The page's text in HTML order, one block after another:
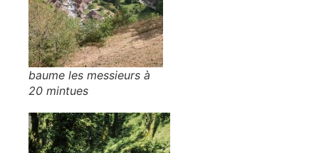
baume les messieurs à
20 mintues